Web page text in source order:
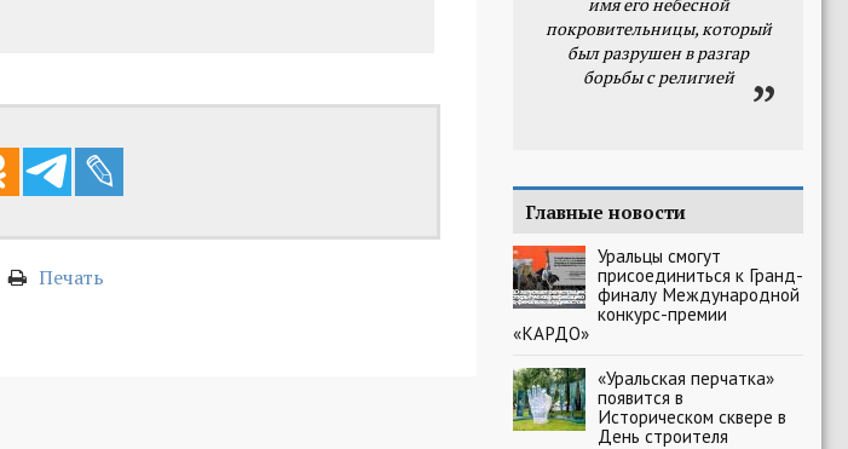
Печать
покровительницы, который
был разрушен в разгар
борьбы с религией
Главные новости
Уральцы смогут
присоединиться к Гранд-
финалу Международной
конкурс-премии
«КАРДО»
«Уральская перчатка»
появится в
Историческом сквере в
День строителя